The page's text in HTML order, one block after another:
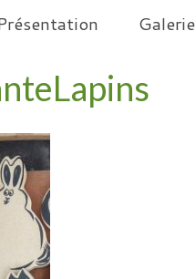
Galerie